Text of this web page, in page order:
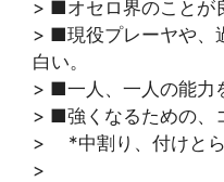
> ■オセロ界のことが
> ■現役プレーヤや、
白い。
> ■一人、一人の能力
> ■強くなるための、
> *中割り、付けと
>